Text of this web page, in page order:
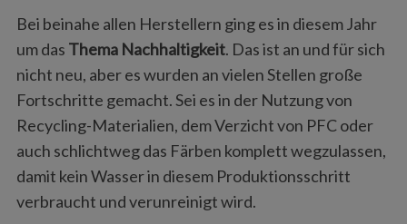
Bei beinahe allen Herstellern ging es in diesem Jahr
um das Thema Nachhaltigkeit. Das ist an und für sich
nicht neu, aber es wurden an vielen Stellen große
Fortschritte gemacht. Sei es in der Nutzung von
Recycling-Materialien, dem Verzicht von PFC oder
auch schlichtweg das Färben komplett wegzulassen,
damit kein Wasser in diesem Produktionsschritt
verbraucht und verunreinigt wird.